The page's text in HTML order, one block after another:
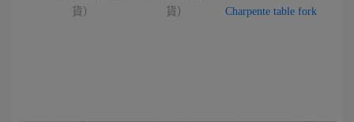
貨）
貨）
Charpente table fork